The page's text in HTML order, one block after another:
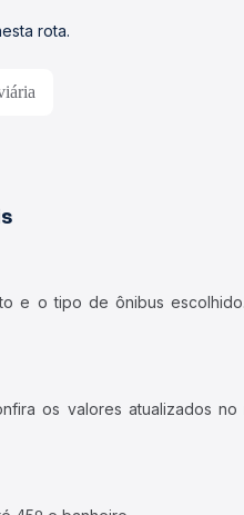
rota.
o tipo de ônibus
os valores atualizados